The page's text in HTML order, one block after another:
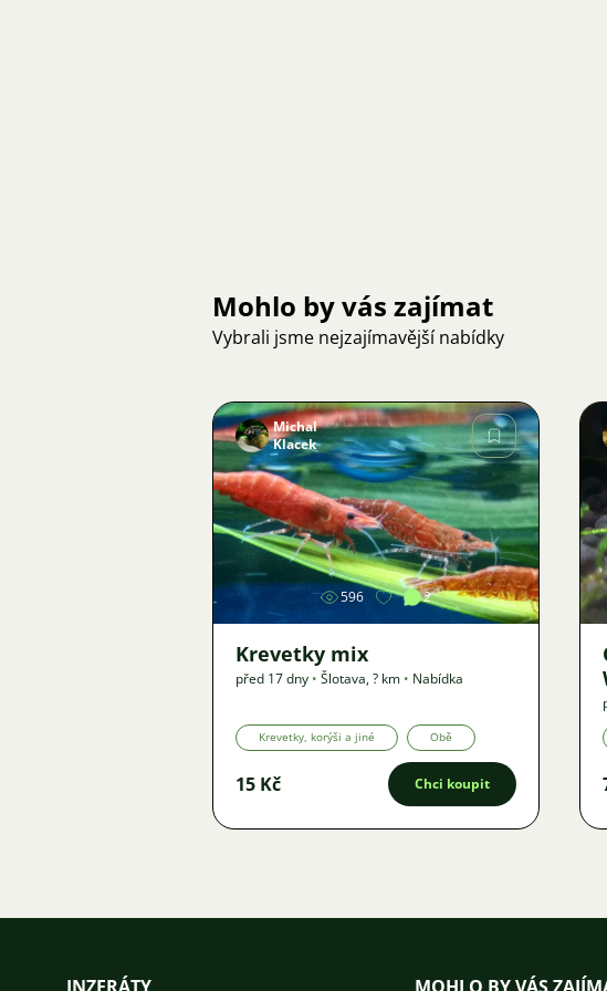
Mohlo by vás zajímat
Vybrali jsme nejzajímavější nabídky
Obrázek
Michal
Klacek
596 2
Krevetky mix
před 17 dny • Šlotava,? km • Nabídka
Krevetky, korýši a jiné Obě
15 Kč Chci koupit